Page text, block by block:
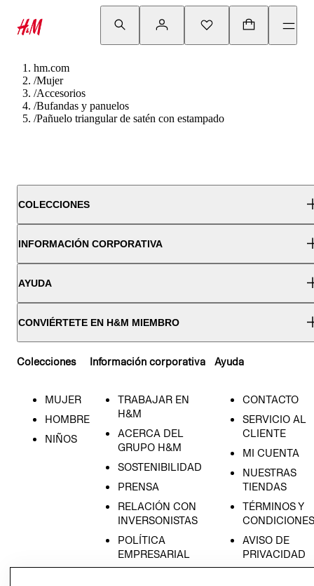
hm.com
/Mujer
/Accesorios
/Bufandas y panuelos
/Pañuelo triangular de satén con estampado
COLECCIONES
INFORMACIÓN CORPORATIVA
AYUDA
CONVIÉRTETE EN H&M MIEMBRO
Colecciones
MUJER
HOMBRE
NIÑOS
Información corporativa
TRABAJAR EN
H&M
ACERCA DEL
GRUPO H&M
SOSTENIBILIDAD
PRENSA
RELACIÓN CON
INVERSONISTAS
POLÍTICA
EMPRESARIAL
Ayuda
CONTACTO
SERVICIO AL
CLIENTE
MI CUENTA
NUESTRAS
TIENDAS
TÉRMINOS Y
CONDICIONES
AVISO DE
PRIVACIDAD